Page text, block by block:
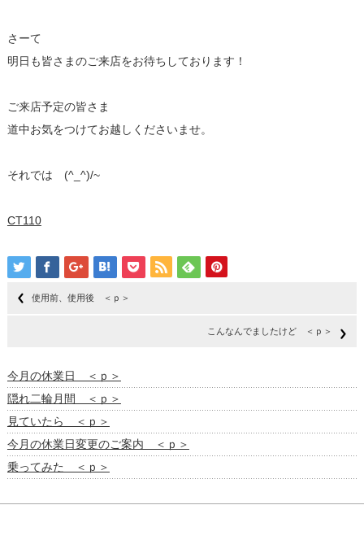
さーて
明日も皆さまのご来店をお待ちしております！
ご来店予定の皆さま
道中お気をつけてお越しくださいませ。
それでは (^_^)/~
CT110
使用前、使用後 ＜ｐ＞
こんなんでましたけど ＜ｐ＞
今月の休業日 ＜ｐ＞
隠れ二輪月間 ＜ｐ＞
見ていたら ＜ｐ＞
今月の休業日変更のご案内 ＜ｐ＞
乗ってみた ＜ｐ＞